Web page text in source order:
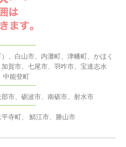
、白山市、内灘町、津幡町、かほく
賀市、七尾市、羽咋市、宝達志水
中能登町
市、砺波市、南砺市、射水市
寺町、 鯖江市、勝山市